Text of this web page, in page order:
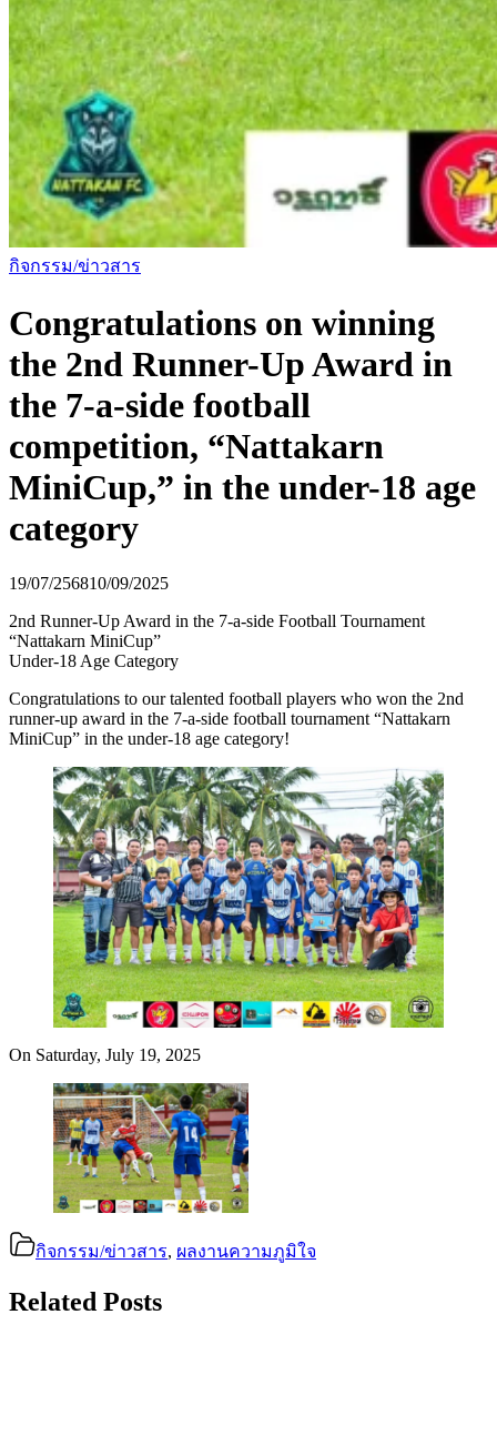
กิจกรรม/ข่าวสาร
Congratulations on winning
the 2nd Runner-Up Award in
the 7-a-side football
competition, “Nattakarn
MiniCup,” in the under-18 age
category
19/07/256810/09/2025
2nd Runner-Up Award in the 7-a-side Football Tournament
“Nattakarn MiniCup”
Under-18 Age Category
Congratulations to our talented football players who won the 2nd
runner-up award in the 7-a-side football tournament “Nattakarn
MiniCup” in the under-18 age category!
On Saturday, July 19, 2025
กิจกรรม/ข่าวสาร, ผลงานความภูมิใจ
Related Posts